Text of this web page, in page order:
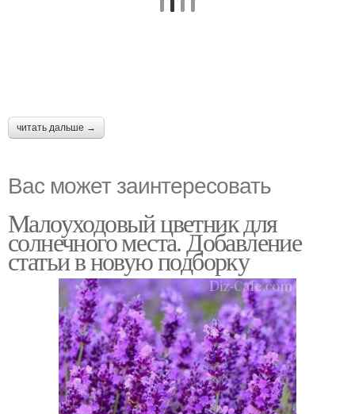
читать дальше →
Вас может заинтересовать
Малоуходовый цветник для
солнечного места. Добавление
статьи в новую подборку